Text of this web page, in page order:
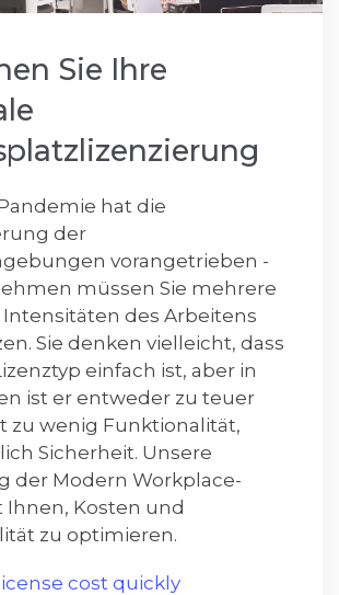
Sie Ihre
hat die
der
vorangetrieben -
müssen Sie mehrere
des Arbeitens
Sie denken vielleicht, dass
einfach ist, aber in
ist er entweder zu teuer
zu wenig Funktionalität,
Sicherheit. Unsere
der Modern Workplace-
Ihnen, Kosten und
zu optimieren.
cost quickly